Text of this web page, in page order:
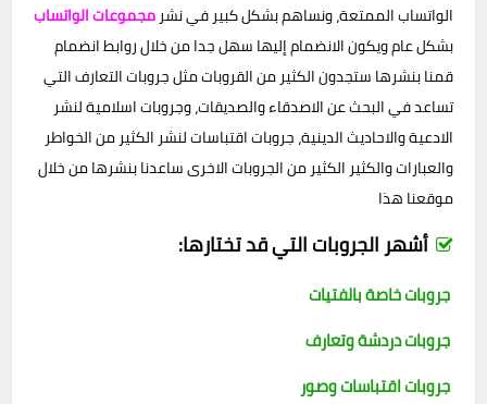
الواتساب الممتعة، ونساهم بشكل كبير في نشرمجموعات الواتساب
بشكل عام ويكون الانضمام إليها سهل جدا من خلال روابط انضمام
قمنا بنشرها ستجدون الكثير من القروبات مثل جروبات التعارف التي
تساعد في البحث عن الاصدقاء والصديقات، وجروبات اسلامية لنشر
الادعية والاحاديث الدينية، جروبات اقتباسات لنشر الكثير من الخواطر
والعبارات والكثير الكثير من الجروبات الاخرى ساعدنا بنشرها من خلال
موقعنا هذا
أشهر الجروبات التي قد تختارها:
جروبات خاصة بالفتيات
جروبات دردشة وتعارف
جروبات اقتباسات وصور